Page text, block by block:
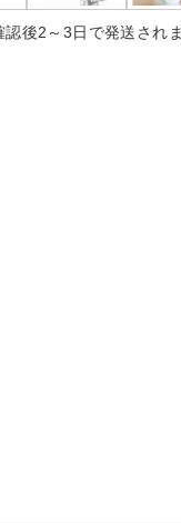
後2～3日で発送され